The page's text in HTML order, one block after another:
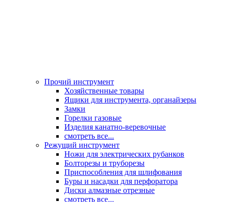
Прочий инструмент
Хозяйственные товары
Ящики для инструмента, органайзеры
Замки
Горелки газовые
Изделия канатно-веревочные
смотреть все...
Режущий инструмент
Ножи для электрических рубанков
Болторезы и труборезы
Приспособления для шлифования
Буры и насадки для перфоратора
Диски алмазные отрезные
смотреть все...